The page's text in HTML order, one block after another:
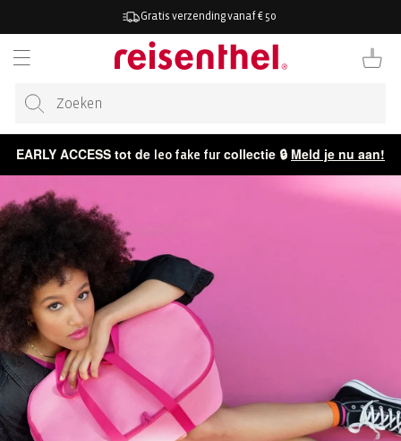
Gratis verzending vanaf € 50
EARLY ACCESS tot de leo fake fur collectie 🔒 Meld je nu aan!